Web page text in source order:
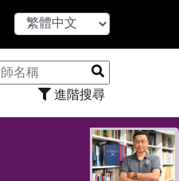
進階搜尋
【7/31】